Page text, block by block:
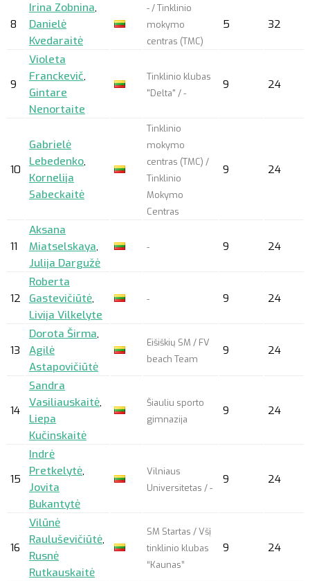
8
Irina Zobnina,
Danielė
Kvedaraitė
- / Tinklinio
mokymo
centras (TMC)
5 32
9
Violeta
Franckevič,
Gintare
Nenortaite
Tinklinio klubas
"Delta" / -
9 24
10
Gabrielė
Lebedenko,
Kornelija
Sabeckaitė
Tinklinio
mokymo
centras (TMC) /
Tinklinio
Mokymo
Centras
9 24
11
Aksana
Miatselskaya,
Julija Dargužė
- 9 24
12
Roberta
Gastevičiūtė,
Livija Vilkelyte
- 9 24
13
Dorota Širma,
Agilė
Astapovičiūtė
Eišiškių SM / FV
beach Team
9 24
14
Sandra
Vasiliauskaitė,
Liepa
Kučinskaitė
Šiauliu sporto
gimnazija
9 24
15
Indrė
Pretkelytė,
Jovita
Bukantytė
Vilniaus
Universitetas / -
9 24
16
Vilūnė
Rauluševičiūtė,
Rusnė
Rutkauskaitė
SM Startas / Všį
tinklinio klubas
“Kaunas”
9 24